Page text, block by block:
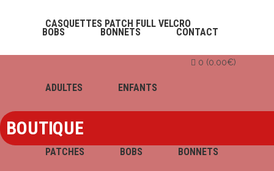
CASQUETTES PATCH FULL VELCRO
ADULTES ENFANTS
PATCHES BOBS BONNETS
0 (0.00€)
BOBS BONNETS CONTACT
BOUTIQUE